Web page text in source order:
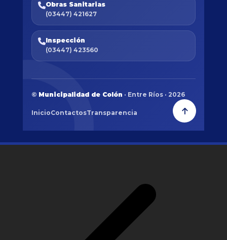
Obras Sanitarias
(03447) 421627
Inspección
(03447) 423560
© Municipalidad de Colón · Entre Ríos · 2026
InicioContactosTransparencia